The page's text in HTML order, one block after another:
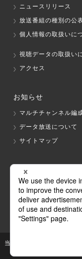
ニュースリリース
放送番組の種別の公
個人情報の取扱いに
視聴データの取扱い
アクセス
お知らせ
マルチチャンネル編
データ放送について
サイトマップ
グループ会社
テレビ朝日
当社が著作権、著作隣接